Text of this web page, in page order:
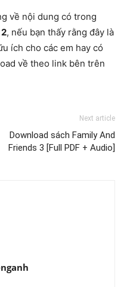
về nội dung có trong
, nếu bạn thấy rằng đây là
ích cho các em hay có
về theo link bên trên
Next article
Download sách Family And
Friends 3 [Full PDF + Audio]